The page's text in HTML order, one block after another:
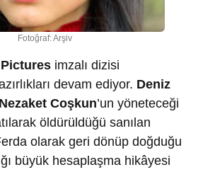
Fotoğraf: Arşiv
imzalı dizisi
devam ediyor. Deniz
Nezaket Coşkun’un yöneteceği
öldürüldüğü sanılan
olarak geri dönüp doğduğu
büyük hesaplaşma hikâyesi